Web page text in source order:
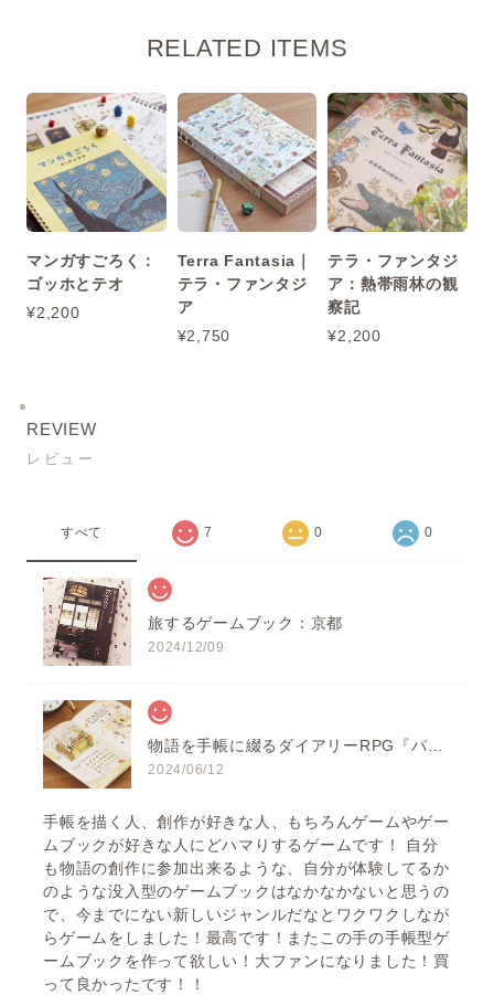
RELATED ITEMS
マンガすごろく：
ゴッホとテオ
¥2,200
Terra Fantasia｜
テラ・ファンタジ
ア
¥2,750
テラ・ファンタジ
ア：熱帯雨林の観
察記
¥2,200
REVIEW
レビュー
すべて 7 0 0
旅するゲームブック：京都
2024/12/09
物語を手帳に綴るダイアリーRPG『パリのカフェ日記』
2024/06/12
手帳を描く人、創作が好きな人、もちろんゲームやゲー
ムブックが好きな人にどハマりするゲームです！ 自分
も物語の創作に参加出来るような、自分が体験してるか
のような没入型のゲームブックはなかなかないと思うの
で、今までにない新しいジャンルだなとワクワクしなが
らゲームをしました！最高です！またこの手の手帳型ゲ
ームブックを作って欲しい！大ファンになりました！買
って良かったです！！